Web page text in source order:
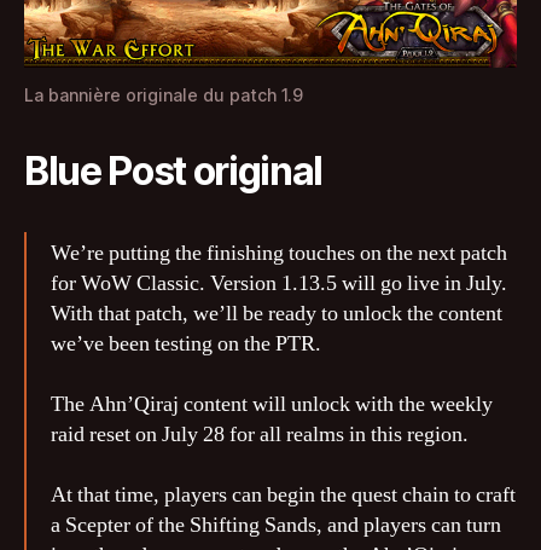
La bannière originale du patch 1.9
Blue Post original
We’re putting the finishing touches on the next patch
for WoW Classic. Version 1.13.5 will go live in July.
With that patch, we’ll be ready to unlock the content
we’ve been testing on the PTR.
The Ahn’Qiraj content will unlock with the weekly
raid reset on July 28 for all realms in this region.
At that time, players can begin the quest chain to craft
a Scepter of the Shifting Sands, and players can turn